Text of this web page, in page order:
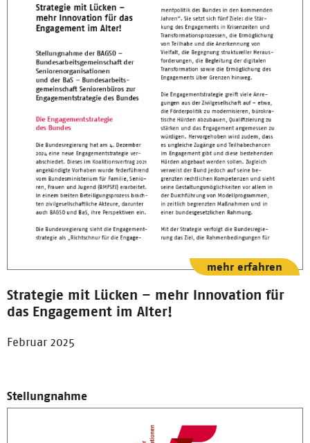
Strategie mit Lücken – mehr Innovation für
das Engagement im Alter!
Februar 2025
mehr erfahren
Stellungnahme